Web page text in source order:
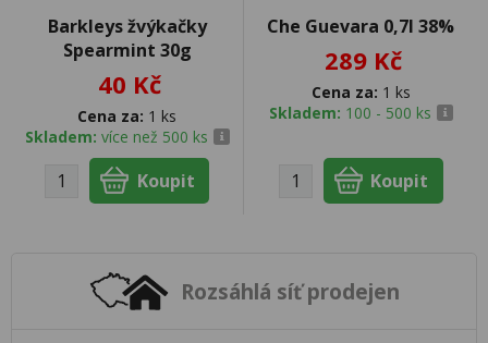
Barkleys žvýkačky
Spearmint 30g
40 Kč
Cena za: 1 ks
Skladem: více než 500 ks
Che Guevara 0,7l 38%
289 Kč
Cena za: 1 ks
Skladem: 100 - 500 ks
Rozsáhlá síť prodejen